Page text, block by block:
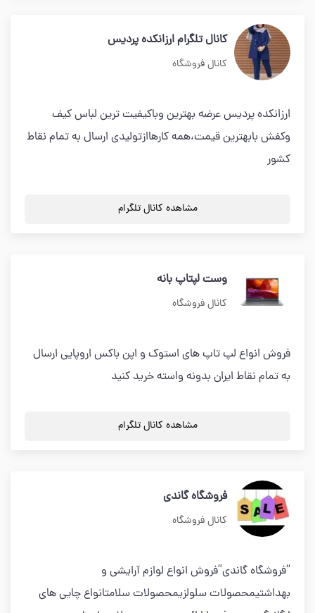
کانال تلگرام ارزانکده پردیس
کانال فروشگاه
ارزانکده پردیس عرضه بهترین وباکیفیت ترین لباس کیف
وکفش بابهترین قیمت،همه کارهاازتولیدی ارسال به تمام نقاط
کشور
مشاهده کانال تلگرام
وست لپتاپ بانه
کانال فروشگاه
فروش انواع لپ تاپ های استوک و اپن باکس اروپایی ارسال
به تمام نقاط ایران بدونه واسته خرید کنید
مشاهده کانال تلگرام
فروشگاه گاندی
کانال فروشگاه
“فروشگاه گاندی”فروش انواع لوازم آرایشی و
بهداشتیمحصولات سلولزیمحصولات سلامتانواع چایی های